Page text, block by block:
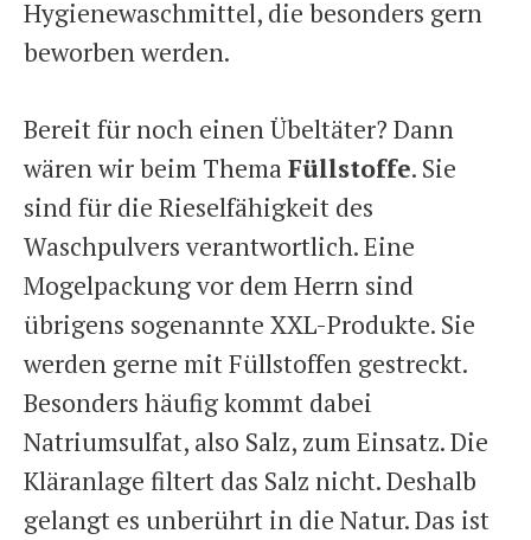
Hygienewaschmittel, die besonders gern
beworben werden.
Bereit für noch einen Übeltäter? Dann
wären wir beim ThemaFüllstoffe. Sie
sind für die Rieselfähigkeit des
Waschpulvers verantwortlich. Eine
Mogelpackung vor dem Herrn sind
übrigens sogenannte XXL-Produkte. Sie
werden gerne mit Füllstoffen gestreckt.
Besonders häufig kommt dabei
Natriumsulfat, also Salz, zum Einsatz. Die
Kläranlage filtert das Salz nicht. Deshalb
gelangt es unberührt in die Natur. Das ist